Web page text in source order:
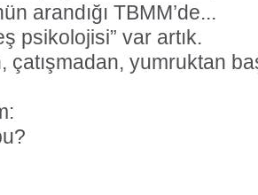
arandığı TBMM’de...
psikolojisi” var artık.
çatışmadan, yumruktan